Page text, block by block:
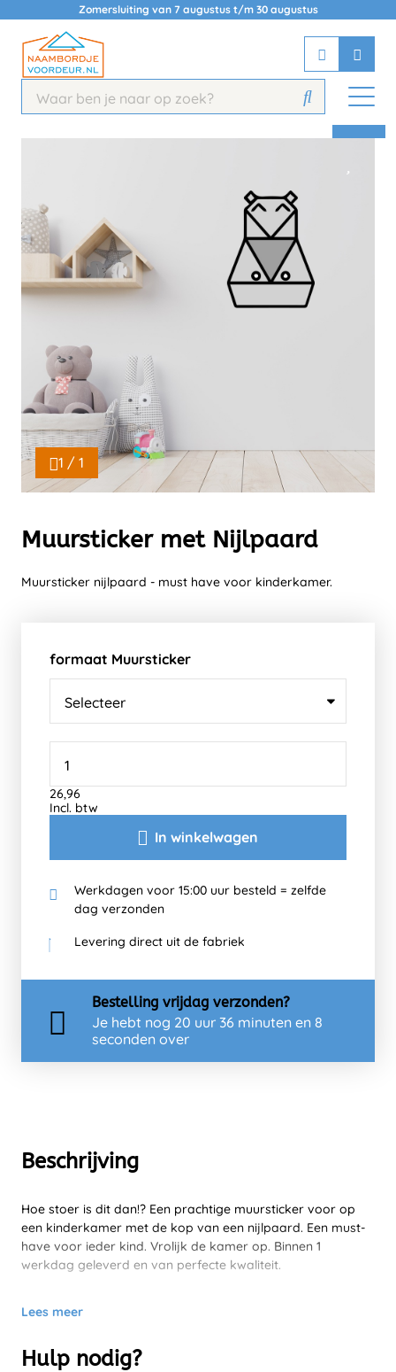
Zomersluiting van 7 augustus t/m 30 augustus
Chat 24/7 met onze chatbot voor
Contact
Beschrijving
Hoe stoer is dit dan!? Een prachtige muursticker voor op
een kinderkamer met de kop van een nijlpaard. Een must-
have voor ieder kind. Vrolijk de kamer op. Binnen 1
werkdag geleverd en van perfecte kwaliteit.
Lees meer
Hulp nodig?
1 / 1
Muursticker met Nijlpaard
Muursticker nijlpaard - must have voor kinderkamer.
formaat Muursticker
In winkelwagen
26,96
Incl. btw
Werkdagen voor 15:00 uur besteld = zelfde
dag verzonden
Levering direct uit de fabriek
Bestelling vrijdag verzonden?
Je hebt nog 20 uur 36 minuten en 8
seconden over